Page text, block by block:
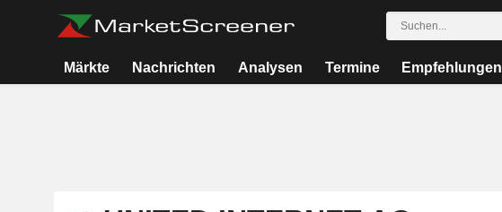
Märkte Nachrichten Analysen Termine Empfehlungen